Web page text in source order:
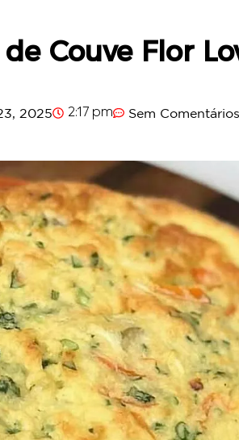
Couve Flor
2025 2:17 pm Sem Comentários